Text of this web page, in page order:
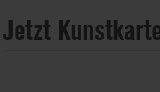
Der letzte Monat im Fokus
Alle Fokus-Werke
Jetzt